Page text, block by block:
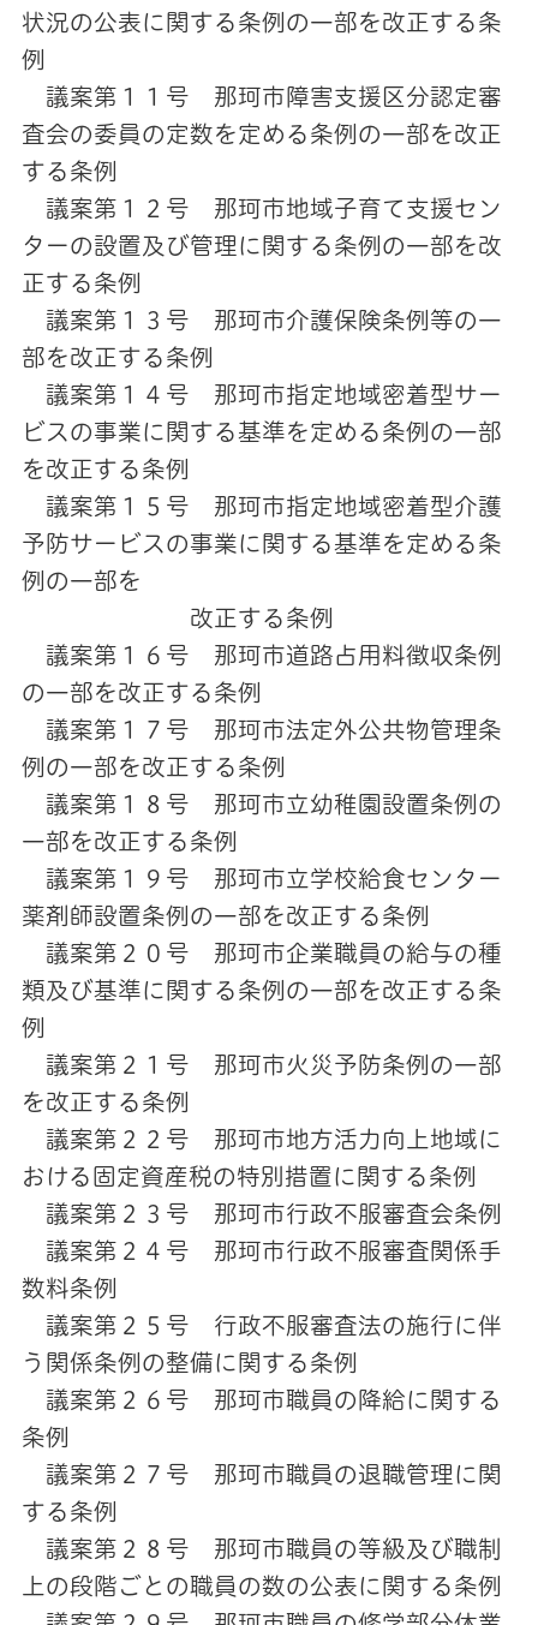
状況の公表に関する条例の一部を改正する条
例
議案第１１号 那珂市障害支援区分認定審
査会の委員の定数を定める条例の一部を改正
する条例
議案第１２号 那珂市地域子育て支援セン
ターの設置及び管理に関する条例の一部を改
正する条例
議案第１３号 那珂市介護保険条例等の一
部を改正する条例
議案第１４号 那珂市指定地域密着型サー
ビスの事業に関する基準を定める条例の一部
を改正する条例
議案第１５号 那珂市指定地域密着型介護
予防サービスの事業に関する基準を定める条
例の一部を
改正する条例
議案第１６号 那珂市道路占用料徴収条例
の一部を改正する条例
議案第１７号 那珂市法定外公共物管理条
例の一部を改正する条例
議案第１８号 那珂市立幼稚園設置条例の
一部を改正する条例
議案第１９号 那珂市立学校給食センター
薬剤師設置条例の一部を改正する条例
議案第２０号 那珂市企業職員の給与の種
類及び基準に関する条例の一部を改正する条
例
議案第２１号 那珂市火災予防条例の一部
を改正する条例
議案第２２号 那珂市地方活力向上地域に
おける固定資産税の特別措置に関する条例
議案第２３号 那珂市行政不服審査会条例
議案第２４号 那珂市行政不服審査関係手
数料条例
議案第２５号 行政不服審査法の施行に伴
う関係条例の整備に関する条例
議案第２６号 那珂市職員の降給に関する
条例
議案第２７号 那珂市職員の退職管理に関
する条例
議案第２８号 那珂市職員の等級及び職制
上の段階ごとの職員の数の公表に関する条例